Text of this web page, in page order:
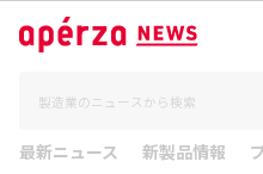
最新ニュース 新製品情報